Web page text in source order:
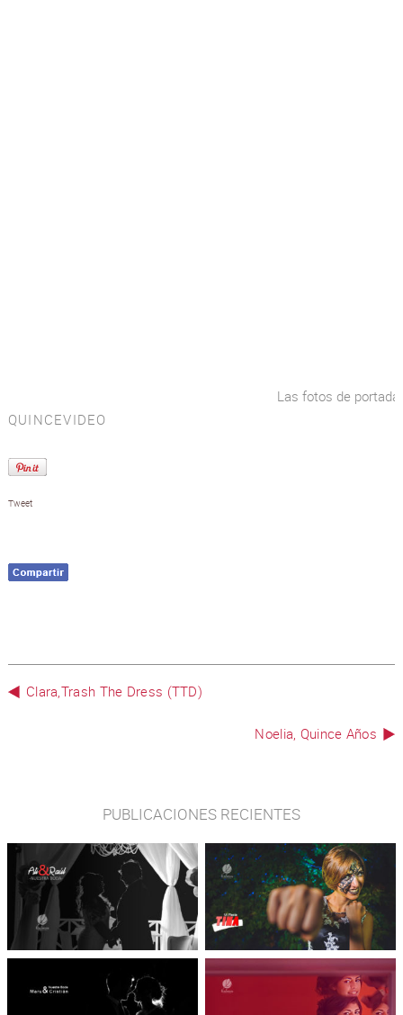
Las fotos de
QUINCEVIDEO
Tweet
Clara,Trash The Dress (TTD)
Noelia, Quince Años
PUBLICACIONES RECIENTES